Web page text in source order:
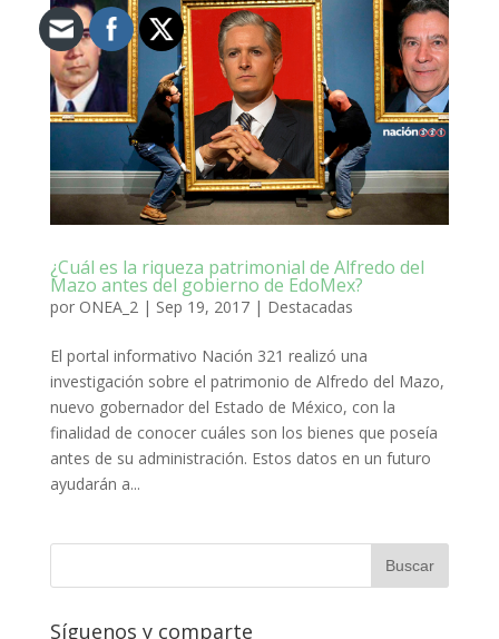
¿Cuál es la riqueza patrimonial de Alfredo del
Mazo antes del gobierno de EdoMex?
por ONEA_2| Sep 19, 2017| Destacadas
El portal informativo Nación 321 realizó una
investigación sobre el patrimonio de Alfredo del Mazo,
nuevo gobernador del Estado de México, con la
finalidad de conocer cuáles son los bienes que poseía
antes de su administración. Estos datos en un futuro
ayudarán a...
Síguenos y comparte